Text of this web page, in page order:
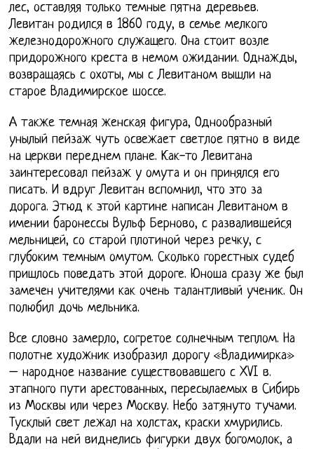
лес, оставляя только темные пятна деревьев.
Левитан родился в 1860 году, в семье мелкого
железнодорожного служащего. Она стоит возле
придорожного креста в немом ожидании. Однажды,
возвращаясь с охоты, мы с Левитаном вышли на
старое Владимирское шоссе.
А также темная женская фигура, Однообразный
унылый пейзаж чуть освежает светлое пятно в виде
на церкви переднем плане. Как-то Левитана
заинтересовал пейзаж у омута и он принялся его
писать. И вдруг Левитан вспомнил, что это за
дорога. Этюд к этой картине написан Левитаном в
имении баронессы Вульф Берново, с развалившейся
мельницей, со старой плотиной через речку, с
глубоким темным омутом. Сколько горестных судеб
пришлось поведать этой дороге. Юноша сразу же был
замечен учителями как очень талантливый ученик. Он
полюбил дочь мельника.
Все словно замерло, согретое солнечным теплом. На
полотне художник изобразил дорогу «Владимирка»
– народное название существовавшего с XVI в.
этапного пути арестованных, пересылаемых в Сибирь
из Москвы или через Москву. Небо затянуто тучами.
Тусклый свет лежал на холстах, краски хмурились.
Вдали на ней виднелись фигурки двух богомолок, а